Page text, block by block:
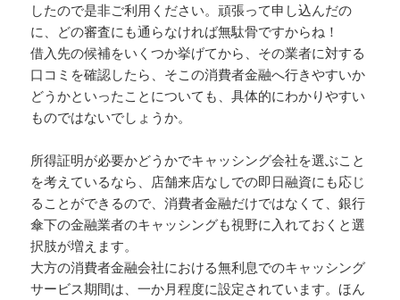
したので是非ご利用ください。頑張って申し込んだの
に、どの審査にも通らなければ無駄骨ですからね！
借入先の候補をいくつか挙げてから、その業者に対する
口コミを確認したら、そこの消費者金融へ行きやすいか
どうかといったことについても、具体的にわかりやすい
ものではないでしょうか。
所得証明が必要かどうかでキャッシング会社を選ぶこと
を考えているなら、店舗来店なしでの即日融資にも応じ
ることができるので、消費者金融だけではなくて、銀行
傘下の金融業者のキャッシングも視野に入れておくと選
択肢が増えます。
大方の消費者金融会社における無利息でのキャッシング
サービス期間は、一か月程度に設定されています。ほん